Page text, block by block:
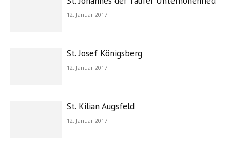
12. Januar 2017
St. Josef Königsberg
12. Januar 2017
St. Kilian Augsfeld
12. Januar 2017